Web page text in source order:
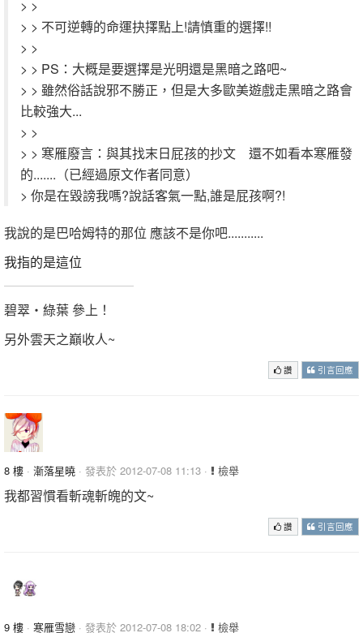
> >
> > 不可逆轉的命運抉擇點上!請慎重的選擇!!
> >
> > PS：大概是要選擇是光明還是黑暗之路吧~
> > 雖然俗話說邪不勝正，但是大多歐美遊戲走黑暗之路會
比較強大...
> >
> > 寒雁廢言：與其找末日屁孩的抄文 還不如看本寒雁發
的.......（已經過原文作者同意）
> 你是在毀謗我嗎?說話客氣一點,誰是屁孩啊?!
我說的是巴哈姆特的那位 應該不是你吧...........
我指的是這位
碧翠‧綠葉 參上！
另外雲天之巔收人~
讚 引言回應
8 樓 · 漸落星曉 · 發表於 2012-07-08 11:13 · 檢舉
我都習慣看斬魂斬魄的文~
讚 引言回應
9 樓 · 寒雁雪戀 · 發表於 2012-07-08 18:02 · 檢舉